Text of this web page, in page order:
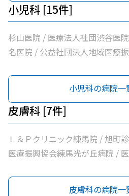
協会練馬光が丘病院 / 医療法人
ニック東館分院内科・老年内科
ック / 医療法人社団翔真会浜野
馬光が丘内科内視鏡クリニック
クリニック / 医療法人社団ＭＡ
療法人社団裕仁会鈴木耳鼻咽喉
松医院 / 医療法人社団優腎会優
丘南佐藤医院 / ささき内科クリ
会加藤医院 / 髙鳥医院 / 医療法
ック
小児科 [15件]
杉山医院 / 医療法人社団渋谷医
名医院 / 公益社団法人地域医療
人社団金谷クリニック / 医療法
科クリニック / 光が丘こどもク
生会杉田クリニック / 医療法人
ック / 医療法人社団裕仁会鈴木
医院 / 医療法人社団清栄会加藤
社団誠信会わかばクリニック
小児科の病院一
皮膚科 [7件]
Ｌ＆Ｐクリニック練馬院 / 旭町
医療振興協会練馬光が丘病院 /
松５丁目皮フ科 / のぎた皮ふ科ク
皮膚科の病院一